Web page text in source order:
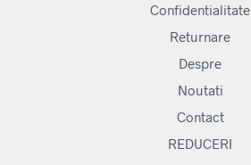
Confidentialitate
Returnare
Despre
Noutati
Contact
REDUCERI